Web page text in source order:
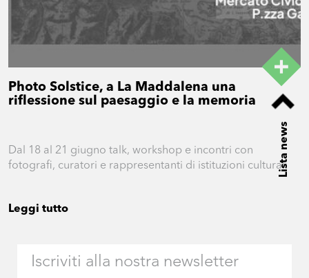
Photo Solstice, a La Maddalena una
riflessione sul paesaggio e la memoria
Dal 18 al 21 giugno talk, workshop e incontri con
fotografi, curatori e rappresentanti di istituzioni culturali
Leggi tutto
Lista news